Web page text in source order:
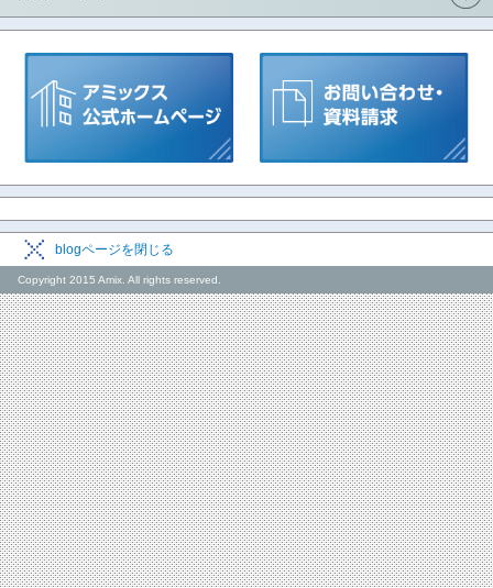
blogページを閉じる
Copyright 2015 Amix. All rights reserved.